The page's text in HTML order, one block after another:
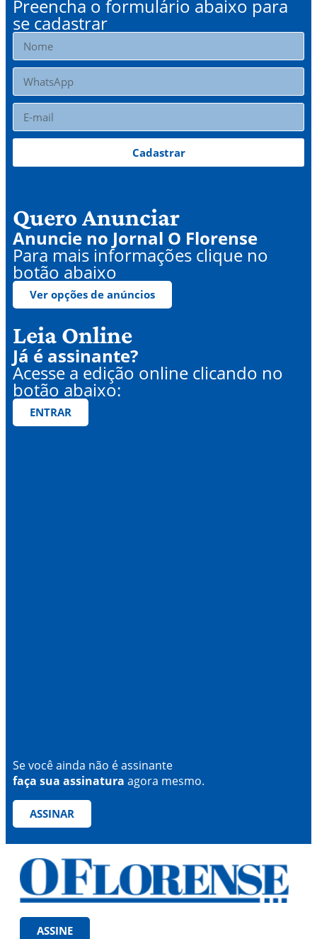
Preencha o formulário abaixo para
se cadastrar
Cadastrar
Quero Anunciar
Anuncie no Jornal O Florense
Para mais informações clique no
botão abaixo
Ver opções de anúncios
Leia Online
Já é assinante?
Acesse a edição online clicando no
botão abaixo:
ENTRAR
Se você ainda não é assinante
faça sua assinatura agora mesmo.
ASSINAR
ASSINE